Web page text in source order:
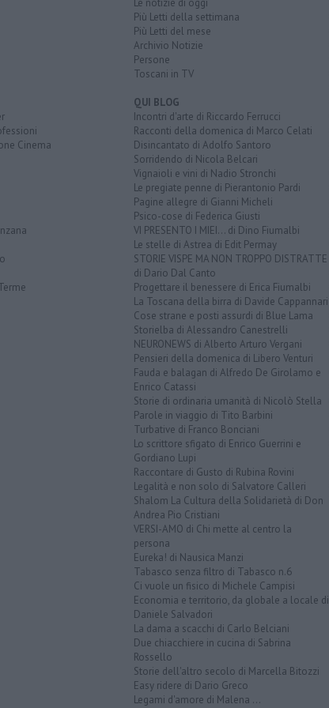
Cinema
Più Letti della settimana
Più Letti del mese
Archivio Notizie
Persone
Toscani in TV
QUI BLOG
Incontri d'arte di Riccardo Ferrucci
Racconti della domenica di Marco Celati
Disincantato di Adolfo Santoro
Sorridendo di Nicola Belcari
Vignaioli e vini di Nadio Stronchi
Le pregiate penne di Pierantonio Pardi
Pagine allegre di Gianni Micheli
Psico-cose di Federica Giusti
VI PRESENTO I MIEI... di Dino Fiumalbi
Le stelle di Astrea di Edit Permay
STORIE VISPE MA NON TROPPO DISTRATTE
di Dario Dal Canto
Progettare il benessere di Erica Fiumalbi
La Toscana della birra di Davide Cappannari
Cose strane e posti assurdi di Blue Lama
Storielba di Alessandro Canestrelli
NEURONEWS di Alberto Arturo Vergani
Pensieri della domenica di Libero Venturi
Fauda e balagan di Alfredo De Girolamo e
Enrico Catassi
Storie di ordinaria umanità di Nicolò Stella
Parole in viaggio di Tito Barbini
Turbative di Franco Bonciani
Lo scrittore sfigato di Enrico Guerrini e
Gordiano Lupi
Raccontare di Gusto di Rubina Rovini
Legalità e non solo di Salvatore Calleri
Shalom La Cultura della Solidarietà di Don
Andrea Pio Cristiani
VERSI-AMO di Chi mette al centro la
persona
Eureka! di Nausica Manzi
Tabasco senza filtro di Tabasco n.6
Ci vuole un fisico di Michele Campisi
Economia e territorio, da globale a locale di
Daniele Salvadori
La dama a scacchi di Carlo Belciani
Due chiacchiere in cucina di Sabrina
Rossello
Storie dell'altro secolo di Marcella Bitozzi
Easy ridere di Dario Greco
Legami d'amore di Malena ...